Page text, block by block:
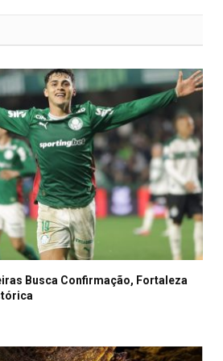
Busca Confirmação, Fortaleza